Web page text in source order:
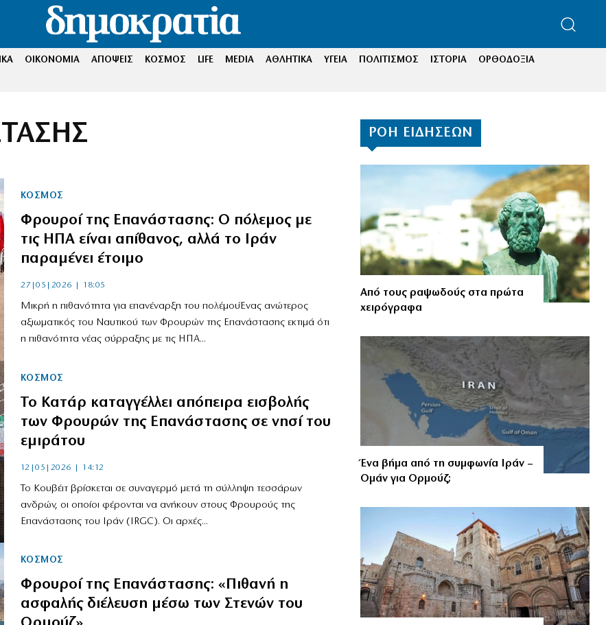
ΟΙΚΟΝΟΜΙΑ ΑΠΟΨΕΙΣ ΚΟΣΜΟΣ LIFE MEDIA ΑΘΛΗΤΙΚΑ ΥΓΕΙΑ ΠΟΛΙΤΙΣΜΟΣ ΙΣΤΟΡΙΑ
ΟΡΘΟΔΟΞΙΑ
ΚΟΣΜΟΣ
Φρουροί της Επανάστασης: Ο πόλεμος με
τις ΗΠΑ είναι απίθανος, αλλά το Ιράν
παραμένει έτοιμο
27|05|2026 | 18:05
Μικρή η πιθανότητα για επανέναρξη του πολέμουΈνας ανώτερος
αξιωματικός του Ναυτικού των Φρουρών της Επανάστασης εκτιμά ότι
η πιθανότητα νέας σύρραξης με τις ΗΠΑ...
ΚΟΣΜΟΣ
To Κατάρ καταγγέλλει απόπειρα εισβολής
των Φρουρών της Επανάστασης σε νησί του
εμιράτου
12|05|2026 | 14:12
Το Κουβέιτ βρίσκεται σε συναγερμό μετά τη σύλληψη τεσσάρων
ανδρών, οι οποίοι φέρονται να ανήκουν στους Φρουρούς της
Επανάστασης του Ιράν (IRGC). Οι αρχές...
ΚΟΣΜΟΣ
Φρουροί της Επανάστασης: «Πιθανή η
ασφαλής διέλευση μέσω των Στενών του
ΡΟΗ ΕΙΔΗΣΕΩΝ
Από τους ραψωδούς στα πρώτα
χειρόγραφα
Ένα βήμα από τη συμφωνία Ιράν –
Ομάν για Ορμούζ;